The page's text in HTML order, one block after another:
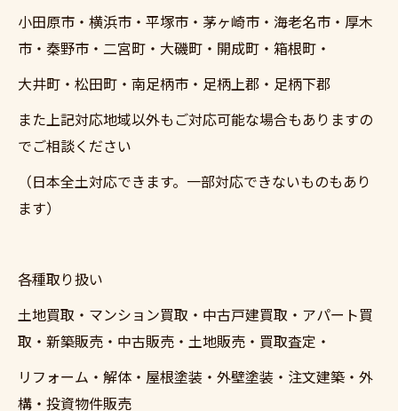
小田原市・横浜市・平塚市・茅ヶ崎市・海老名市・厚木
市・秦野市・二宮町・大磯町・開成町・箱根町・
大井町・松田町・南足柄市・足柄上郡・足柄下郡
また上記対応地域以外もご対応可能な場合もありますの
でご相談ください
（日本全土対応できます。一部対応できないものもあり
ます）
各種取り扱い
土地買取・マンション買取・中古戸建買取・アパート買
取・新築販売・中古販売・土地販売・買取査定・
リフォーム・解体・屋根塗装・外壁塗装・注文建築・外
構・投資物件販売